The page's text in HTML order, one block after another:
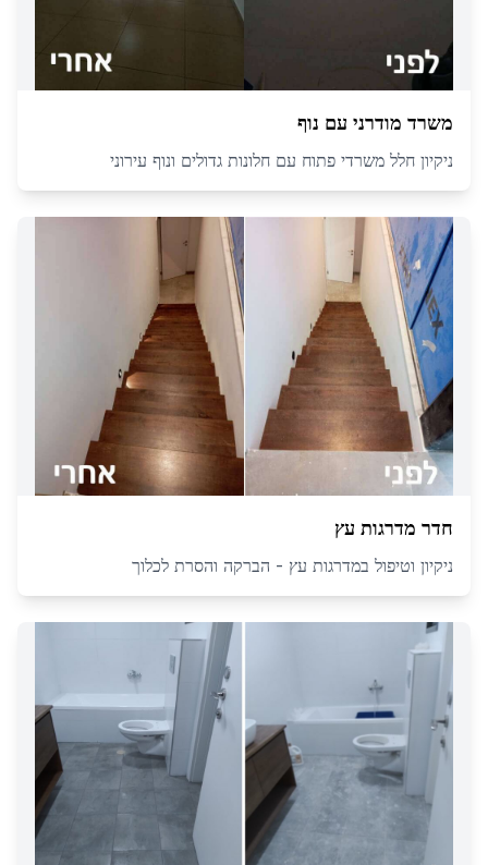
משרד מודרני עם נוף
ניקיון חלל משרדי פתוח עם חלונות גדולים ונוף עירוני
חדר מדרגות עץ
ניקיון וטיפול במדרגות עץ - הברקה והסרת לכלוך